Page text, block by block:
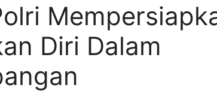
Diri Dalam